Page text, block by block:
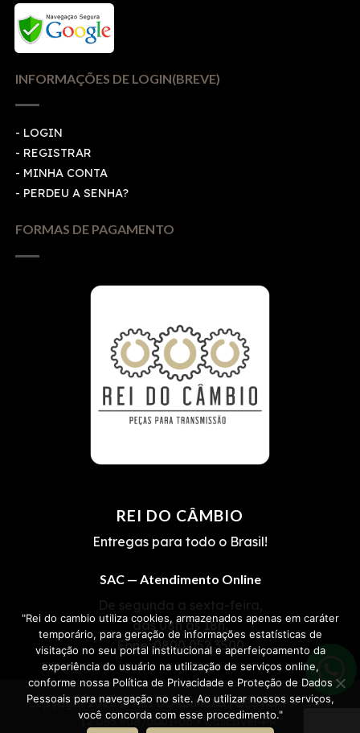
INFORMAÇÕES DE LOGIN(BREVE)
- LOGIN
- REGISTRAR
- MINHA CONTA
- PERDEU A SENHA?
FORMAS DE PAGAMENTO
REI DO CÂMBIO
Entregas para todo o Brasil!
SAC — Atendimento Online
De segunda a sexta-feira,
das 08h às 18h.
Fone:0800 052 3500
Copyright 2026 ©REI DO CÂMBIO | OESTCAP• CNPJ
12.085.808/0001-06 • Cascavel-PR.
"Rei do cambio utiliza cookies, armazenados apenas em caráter
temporário, para geração de informações estatísticas de
visitação no seu portal institucional e aperfeiçoamento da
experiência do usuário na utilização de serviços online,
conforme nossa Política de Privacidade e Proteção de Dados
Pessoais para navegação no site. Ao utilizar nossos serviços,
você concorda com esse procedimento."